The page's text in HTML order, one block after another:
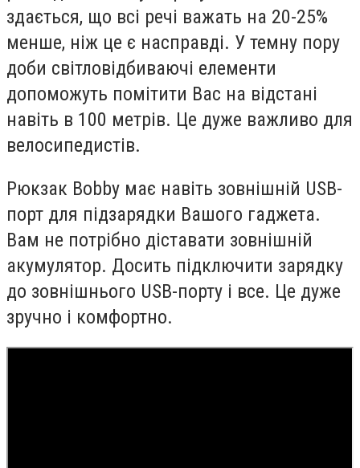
здається, що всі речі важать на 20-25%
менше, ніж це є насправді. У темну пору
доби світловідбиваючі елементи
допоможуть помітити Вас на відстані
навіть в 100 метрів. Це дуже важливо для
велосипедистів.
Рюкзак Bobby має навіть зовнішній USB-
порт для підзарядки Вашого гаджета.
Вам не потрібно діставати зовнішній
акумулятор. Досить підключити зарядку
до зовнішнього USB-порту і все. Це дуже
зручно і комфортно.